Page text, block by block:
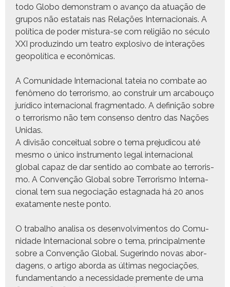
todo Globo demon­stram o avanço da atu­ação de
gru­pos não estatais nas Relações Inter­na­cionais. A
políti­ca de poder mis­tu­ra-se com religião no sécu­lo
XXI pro­duzin­do um teatro explo­si­vo de inter­ações
geopolíti­ca e econômicas.
A Comu­nidade Inter­na­cional tateia no com­bate ao
fenô­meno do ter­ror­is­mo, ao con­stru­ir um arcabouço
jurídi­co inter­na­cional frag­men­ta­do. A definição sobre
o ter­ror­is­mo não tem con­sen­so den­tro das Nações
Unidas.
A divisão con­ceitu­al sobre o tema prej­u­di­cou até
mes­mo o úni­co instru­men­to legal inter­na­cional
glob­al capaz de dar sen­ti­do ao com­bate ao ter­ror­is­
mo. A Con­venção Glob­al sobre Ter­ror­is­mo Inter­na­
cional tem sua nego­ci­ação estag­na­da há 20 anos
exata­mente neste ponto.
O tra­bal­ho anal­isa os desen­volvi­men­tos do Comu­
nidade Inter­na­cional sobre o tema, prin­ci­pal­mente
sobre a Con­venção Glob­al. Sug­erindo novas abor­
da­gens, o arti­go abor­da as últi­mas nego­ci­ações,
fun­da­men­tan­do a neces­si­dade pre­mente de uma